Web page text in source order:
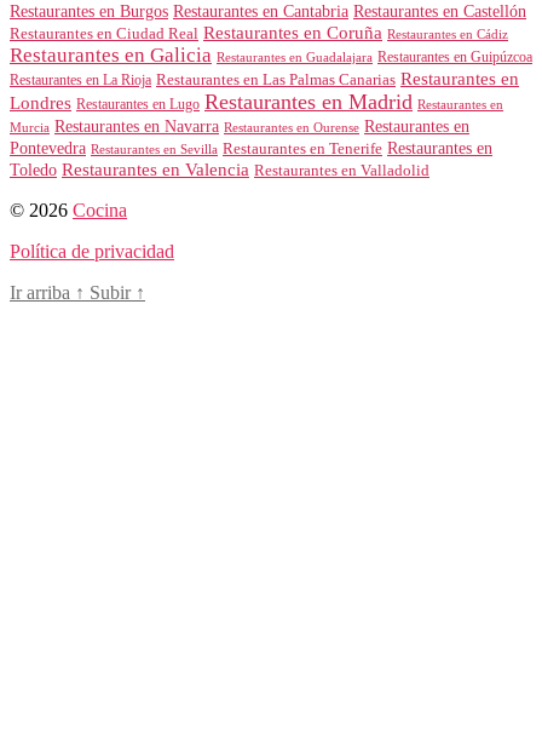
Restaurantes en Burgos Restaurantes en Cantabria Restaurantes en Castellón
Restaurantes en Ciudad Real Restaurantes en Coruña Restaurantes en Cádiz
Restaurantes en Galicia Restaurantes en Guadalajara Restaurantes en Guipúzcoa
Restaurantes en La Rioja Restaurantes en Las Palmas Canarias Restaurantes en
Londres Restaurantes en Lugo Restaurantes en Madrid Restaurantes en
Murcia Restaurantes en Navarra Restaurantes en Ourense Restaurantes en
Pontevedra Restaurantes en Sevilla Restaurantes en Tenerife Restaurantes en
Toledo Restaurantes en Valencia Restaurantes en Valladolid
© 2026 Cocina
Política de privacidad
Ir arriba ↑ Subir ↑